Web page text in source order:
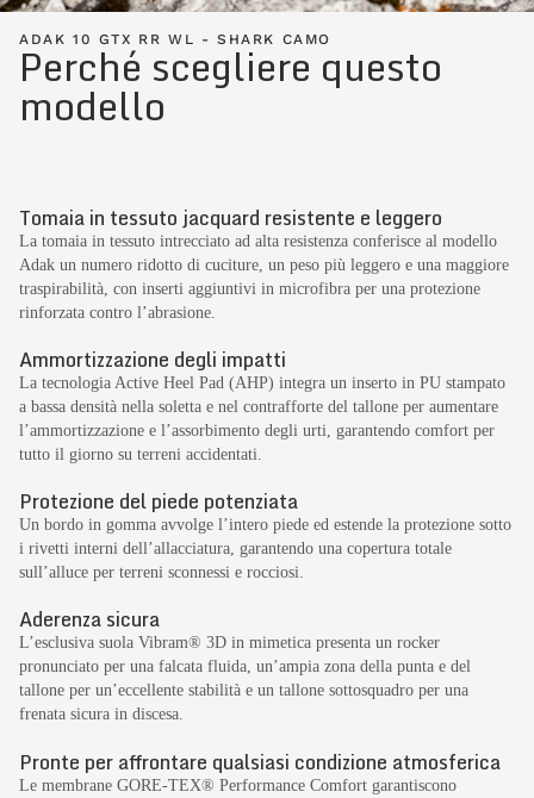
ADAK 10 GTX RR WL - SHARK CAMO
Perché scegliere questo
modello
Tomaia in tessuto jacquard resistente e leggero
La tomaia in tessuto intrecciato ad alta resistenza conferisce al modello
Adak un numero ridotto di cuciture, un peso più leggero e una maggiore
traspirabilità, con inserti aggiuntivi in microfibra per una protezione
rinforzata contro l’abrasione.
Ammortizzazione degli impatti
La tecnologia Active Heel Pad (AHP) integra un inserto in PU stampato
a bassa densità nella soletta e nel contrafforte del tallone per aumentare
l’ammortizzazione e l’assorbimento degli urti, garantendo comfort per
tutto il giorno su terreni accidentati.
Protezione del piede potenziata
Un bordo in gomma avvolge l’intero piede ed estende la protezione sotto
i rivetti interni dell’allacciatura, garantendo una copertura totale
sull’alluce per terreni sconnessi e rocciosi.
Aderenza sicura
L’esclusiva suola Vibram® 3D in mimetica presenta un rocker
pronunciato per una falcata fluida, un’ampia zona della punta e del
tallone per un’eccellente stabilità e un tallone sottosquadro per una
frenata sicura in discesa.
Pronte per affrontare qualsiasi condizione atmosferica
Le membrane GORE-TEX® Performance Comfort garantiscono